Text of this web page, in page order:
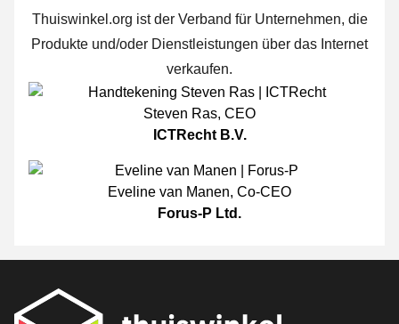
Thuiswinkel.org ist der Verband für Unternehmen, die
Produkte und/oder Dienstleistungen über das Internet
verkaufen.
Steven Ras, CEO
ICTRecht B.V.
Eveline van Manen, Co-CEO
Forus-P Ltd.